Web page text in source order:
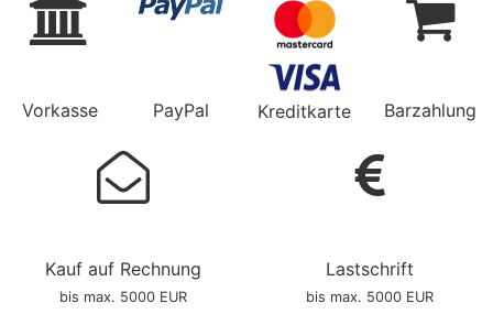
Vorkasse PayPal Kreditkarte Barzahlung
Kauf auf Rechnung
bis max. 5000 EUR
Lastschrift
bis max. 5000 EUR